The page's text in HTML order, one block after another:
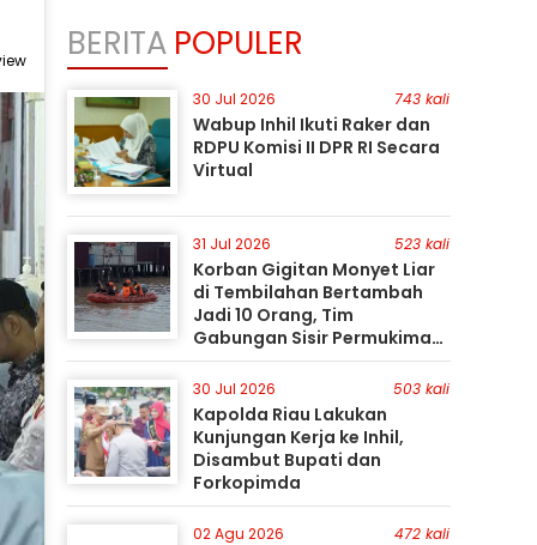
BERITA POPULER
30 Jul 2026 743 kali
Wabup Inhil Ikuti Raker dan
RDPU Komisi II DPR RI Secara
Virtual
31 Jul 2026 523 kali
Korban Gigitan Monyet Liar
di Tembilahan Bertambah
Jadi 10 Orang, Tim
Gabungan Sisir Permukiman
Gunakan Perahu Karet
30 Jul 2026 503 kali
Kapolda Riau Lakukan
Kunjungan Kerja ke Inhil,
Disambut Bupati dan
Forkopimda
02 Agu 2026 472 kali